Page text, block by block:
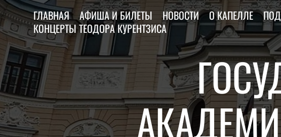
ГЛАВНАЯ АФИША И БИЛЕТЫ НОВОСТИ О КАПЕЛЛЕ
КОНЦЕРТЫ ТЕОДОРА КУРЕНТЗИСА